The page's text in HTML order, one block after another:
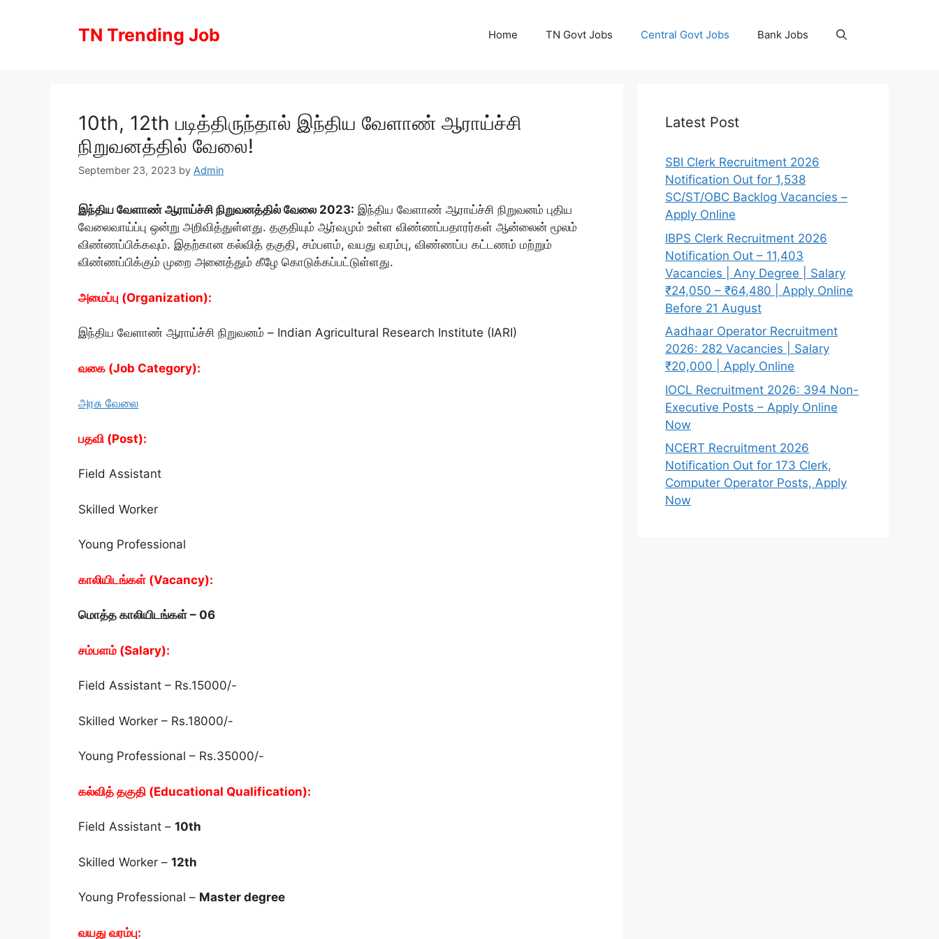
TN Trending Job Home TN Govt Jobs Central Govt Jobs Bank Jobs
10th, 12th படித்திருந்தால் இந்திய வேளாண் ஆராய்ச்சி
நிறுவனத்தில் வேலை!
September 23, 2023 by Admin
இந்திய வேளாண் ஆராய்ச்சி நிறுவனத்தில் வேலை 2023: இந்திய வேளாண் ஆராய்ச்சி நிறுவனம் புதிய
வேலைவாய்ப்பு ஒன்று அறிவித்துள்ளது. தகுதியும் ஆர்வமும் உள்ள விண்ணப்பதாரர்கள் ஆன்லைன் மூலம்
விண்ணப்பிக்கவும். இதற்கான கல்வித் தகுதி, சம்பளம், வயது வரம்பு, விண்ணப்ப கட்டணம் மற்றும்
விண்ணப்பிக்கும் முறை அனைத்தும் கீழே கொடுக்கப்பட்டுள்ளது.
அமைப்பு (Organization):
இந்திய வேளாண் ஆராய்ச்சி நிறுவனம் – Indian Agricultural Research Institute (IARI)
வகை (Job Category):
அரசு வேலை
பதவி (Post):
Field Assistant
Skilled Worker
Young Professional
காலியிடங்கள் (Vacancy):
மொத்த காலியிடங்கள் – 06
சம்பளம் (Salary):
Field Assistant – Rs.15000/-
Skilled Worker – Rs.18000/-
Young Professional – Rs.35000/-
கல்வித் தகுதி (Educational Qualification):
Field Assistant – 10th
Skilled Worker – 12th
Young Professional – Master degree
வயது வரம்பு:
Latest Post
SBI Clerk Recruitment 2026
Notification Out for 1,538
SC/ST/OBC Backlog Vacancies –
Apply Online
IBPS Clerk Recruitment 2026
Notification Out – 11,403
Vacancies | Any Degree | Salary
₹24,050 – ₹64,480 | Apply Online
Before 21 August
Aadhaar Operator Recruitment
2026: 282 Vacancies | Salary
₹20,000 | Apply Online
IOCL Recruitment 2026: 394 Non-
Executive Posts – Apply Online
Now
NCERT Recruitment 2026
Notification Out for 173 Clerk,
Computer Operator Posts, Apply
Now